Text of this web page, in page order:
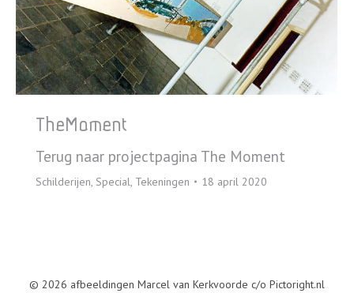
TheMoment
Terug naar projectpagina The Moment
Schilderijen, Special, Tekeningen 18 april 2020
© 2026 afbeeldingen Marcel van Kerkvoorde c/o Pictoright.nl